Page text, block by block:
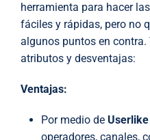
herramienta para hacer
fáciles y rápidas, pero no
algunos puntos en
atributos y desventajas:
Ventajas:
Por medio de Userlike
operadores, canales,